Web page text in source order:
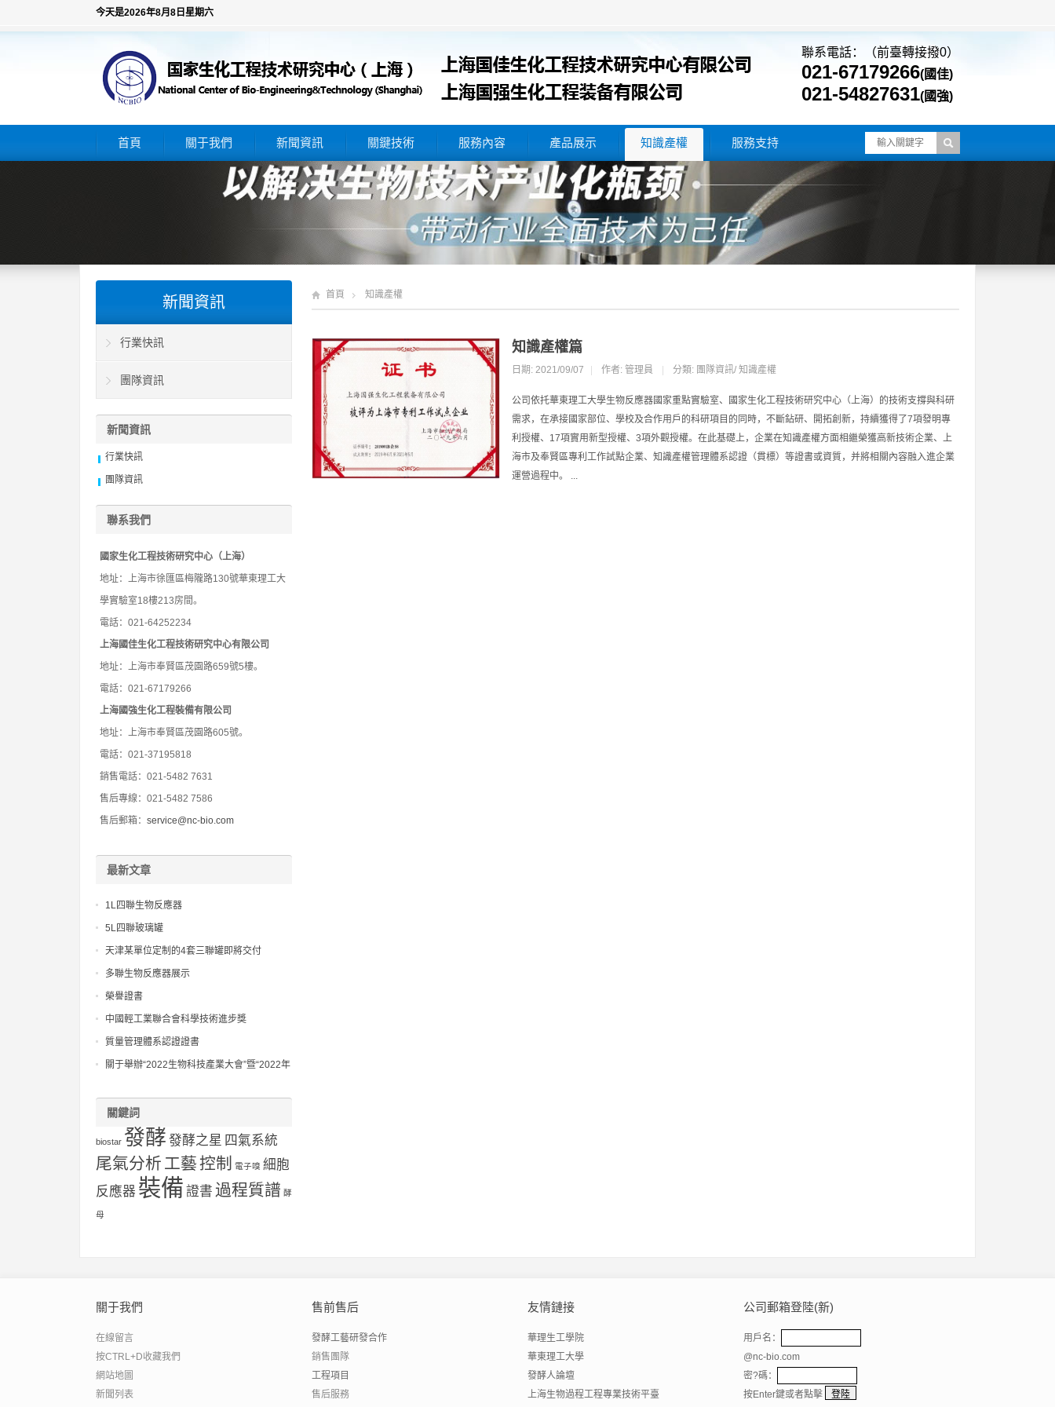
今天是2026年8月8日星期六
聯系電話：（前臺轉接撥0）
021-67179266(國佳)
021-54827631(國強)
首頁 關于我們 新聞資訊 關鍵技術 服務內容 產品展示 知識產權 服務支持
首頁 知識產權
知識產權篇
日期: 2021/09/07 | 作者: 管理員 | 分類: 團隊資訊 / 知識產權
公司依托華東理工大學生物反應器國家重點實驗室、國家生化工程技術研究中心（上海）的技術支撐與科研
需求，在承接國家部位、學校及合作用戶的科研項目的同時，不斷鉆研、開拓創新，持續獲得了7項發明專
利授權、17項實用新型授權、3項外觀授權。在此基礎上，企業在知識產權方面相繼榮獲高新技術企業、上
海市及奉賢區專利工作試點企業、知識產權管理體系認證（貫標）等證書或資質，并將相關內容融入進企業
運營過程中。 ...
新聞資訊
行業快訊
團隊資訊
新聞資訊
行業快訊
團隊資訊
聯系我們
國家生化工程技術研究中心（上海）
地址：上海市徐匯區梅隴路130號華東理工大
學實驗室18樓213房間。
電話：021-64252234
上海國佳生化工程技術研究中心有限公司
地址：上海市奉賢區茂園路659號5樓。
電話：021-67179266
上海國強生化工程裝備有限公司
地址：上海市奉賢區茂園路605號。
電話：021-37195818
銷售電話：021-5482 7631
售后專線：021-5482 7586
售后郵箱： service@nc-bio.com
最新文章
1L四聯生物反應器
5L四聯玻璃罐
天津某單位定制的4套三聯罐即將交付
多聯生物反應器展示
榮譽證書
中國輕工業聯合會科學技術進步獎
質量管理體系認證證書
關于舉辦“2022生物科技產業大會”暨“2022年
知?
關鍵詞
biostar 發酵 發酵之星 四氣系統
尾氣分析 工藝控制 電子嗅 細胞
反應器 裝備 證書 過程質譜 酵
母
關于我們
在線留言
按CTRL+D收藏我們
網站地圖
新聞列表
售前售后
發酵工藝研發合作
銷售團隊
工程項目
售后服務
友情鏈接
華理生工學院
華東理工大學
發酵人論壇
上海生物過程工程專業技術平臺
公司郵箱登陸(新)
用戶名：
@nc-bio.com
密?碼：
按Enter鍵或者點擊